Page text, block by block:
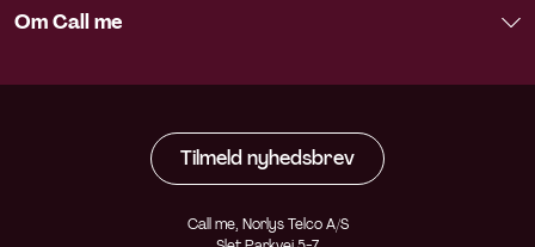
Om Call me
Tilmeld nyhedsbrev
Call me, Norlys Telco A/S